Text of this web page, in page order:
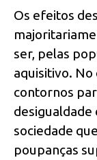
Os efeitos
ser, pelas
aquisitivo. No
contornos
desigualdade
sociedade
poupanças